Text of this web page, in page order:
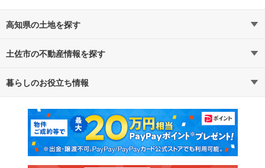
高知県の土地を探す
路線・駅から探す
通勤・通学時間から探す
土佐市の不動産情報を探す
不動産・住宅
新築マンション 中古マンション
新築一戸建て 中古一戸建て
暮らしのお役立ち情報
マンションカタログ 教えて！住まいの先生